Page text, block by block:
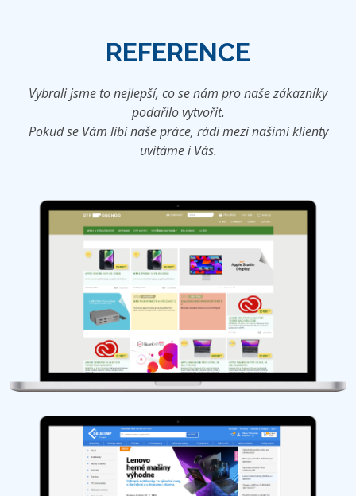
REFERENCE
Vybrali jsme to nejlepší, co se nám pro naše zákazníky
podařilo vytvořit.
Pokud se Vám líbí naše práce, rádi mezi našimi klienty
uvítáme i Vás.